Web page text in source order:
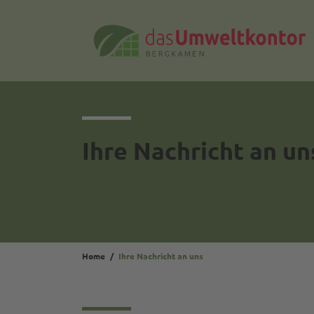
Ihre Nachricht an
Home Ihre Nachricht an uns